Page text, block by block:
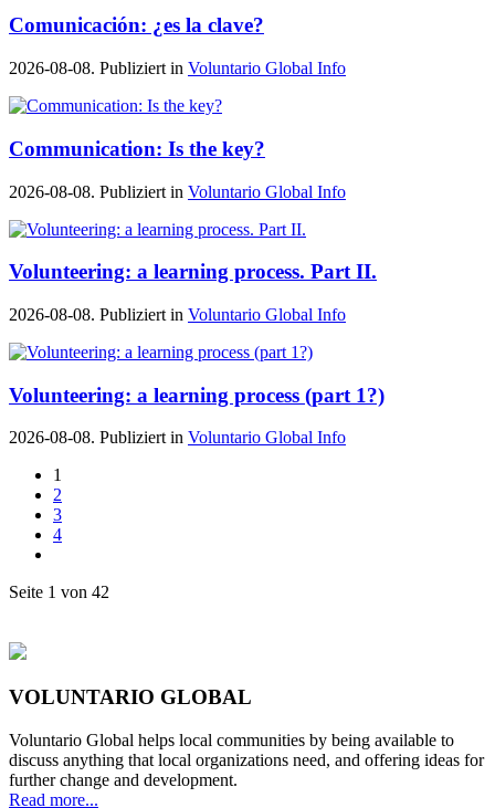
Comunicación: ¿es la clave?
2026-08-08. Publiziert in Voluntario Global Info
Communication: Is the key?
2026-08-08. Publiziert in Voluntario Global Info
Volunteering: a learning process. Part II.
2026-08-08. Publiziert in Voluntario Global Info
Volunteering: a learning process (part 1?)
2026-08-08. Publiziert in Voluntario Global Info
1
2
3
4
Seite 1 von 42
VOLUNTARIO GLOBAL
Voluntario Global helps local communities by being available to
discuss anything that local organizations need, and offering ideas for
further change and development.
Read more...